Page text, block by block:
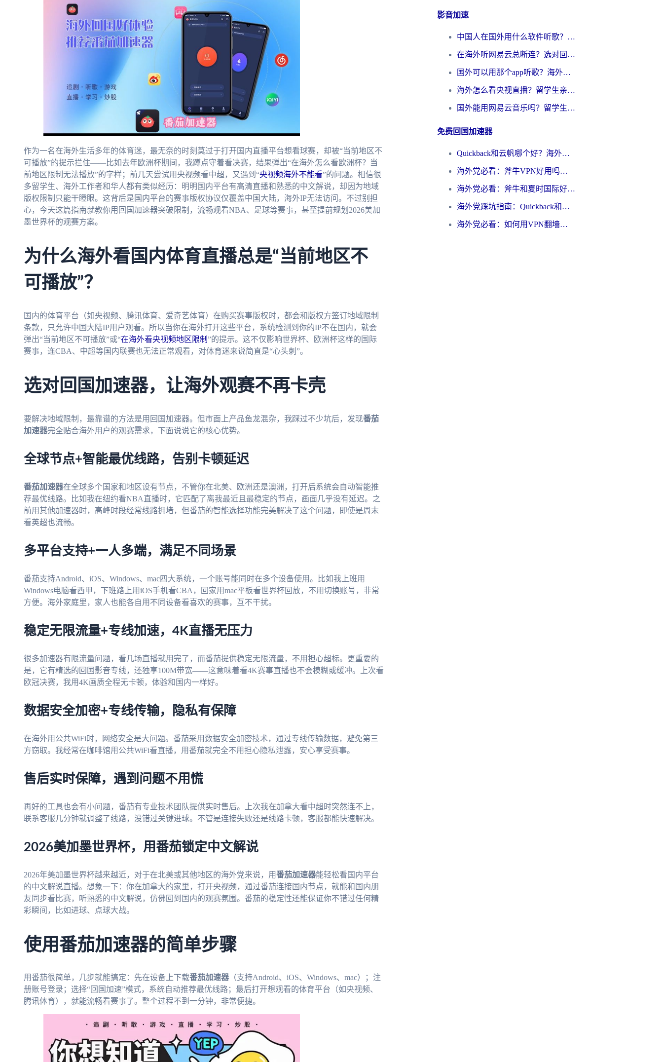
作为一名在海外生活多年的体育迷，最无奈的时刻莫过于打开国内直播平台想看球赛，却被“当前地区不
可播放”的提示拦住——比如去年欧洲杯期间，我蹲点守着看决赛，结果弹出“在海外怎么看欧洲杯？当
前地区限制无法播放”的字样；前几天尝试用央视频看中超，又遇到“央视频海外不能看”的问题。相信很
多留学生、海外工作者和华人都有类似经历：明明国内平台有高清直播和熟悉的中文解说，却因为地域
版权限制只能干瞪眼。这背后是国内平台的赛事版权协议仅覆盖中国大陆，海外IP无法访问。不过别担
心，今天这篇指南就教你用回国加速器突破限制，流畅观看NBA、足球等赛事，甚至提前规划2026美加
墨世界杯的观赛方案。
为什么海外看国内体育直播总是“当前地区不
可播放”？
国内的体育平台（如央视频、腾讯体育、爱奇艺体育）在购买赛事版权时，都会和版权方签订地域限制
条款，只允许中国大陆IP用户观看。所以当你在海外打开这些平台，系统检测到你的IP不在国内，就会
弹出“当前地区不可播放”或“在海外看央视频地区限制 ”的提示。这不仅影响世界杯、欧洲杯这样的国际
赛事，连CBA、中超等国内联赛也无法正常观看，对体育迷来说简直是“心头刺”。
选对回国加速器，让海外观赛不再卡壳
要解决地域限制，最靠谱的方法是用回国加速器。但市面上产品鱼龙混杂，我踩过不少坑后，发现番茄
加速器完全贴合海外用户的观赛需求，下面说说它的核心优势。
全球节点+智能最优线路，告别卡顿延迟
番茄加速器在全球多个国家和地区设有节点，不管你在北美、欧洲还是澳洲，打开后系统会自动智能推
荐最优线路。比如我在纽约看NBA直播时，它匹配了离我最近且最稳定的节点，画面几乎没有延迟。之
前用其他加速器时，高峰时段经常线路拥堵，但番茄的智能选择功能完美解决了这个问题，即使是周末
看英超也流畅。
多平台支持+一人多端，满足不同场景
番茄支持Android、iOS、Windows、mac四大系统，一个账号能同时在多个设备使用。比如我上班用
Windows电脑看西甲，下班路上用iOS手机看CBA，回家用mac平板看世界杯回放，不用切换账号，非常
方便。海外家庭里，家人也能各自用不同设备看喜欢的赛事，互不干扰。
稳定无限流量+专线加速，4K直播无压力
很多加速器有限流量问题，看几场直播就用完了，而番茄提供稳定无限流量，不用担心超标。更重要的
是，它有精选的回国影音专线，还独享100M带宽——这意味着看4K赛事直播也不会模糊或缓冲。上次看
欧冠决赛，我用4K画质全程无卡顿，体验和国内一样好。
数据安全加密+专线传输，隐私有保障
在海外用公共WiFi时，网络安全是大问题。番茄采用数据安全加密技术，通过专线传输数据，避免第三
方窃取。我经常在咖啡馆用公共WiFi看直播，用番茄就完全不用担心隐私泄露，安心享受赛事。
售后实时保障，遇到问题不用慌
再好的工具也会有小问题，番茄有专业技术团队提供实时售后。上次我在加拿大看中超时突然连不上，
联系客服几分钟就调整了线路，没错过关键进球。不管是连接失败还是线路卡顿，客服都能快速解决。
2026美加墨世界杯，用番茄锁定中文解说
2026年美加墨世界杯越来越近，对于在北美或其他地区的海外党来说，用番茄加速器能轻松看国内平台
的中文解说直播。想象一下：你在加拿大的家里，打开央视频，通过番茄连接国内节点，就能和国内朋
友同步看比赛，听熟悉的中文解说，仿佛回到国内的观赛氛围。番茄的稳定性还能保证你不错过任何精
彩瞬间，比如进球、点球大战。
使用番茄加速器的简单步骤
用番茄很简单，几步就能搞定：先在设备上下载番茄加速器（支持Android、iOS、Windows、mac）；注
册账号登录；选择“回国加速”模式，系统自动推荐最优线路；最后打开想观看的体育平台（如央视频、
腾讯体育），就能流畅看赛事了。整个过程不到一分钟，非常便捷。
影音加速
中国人在国外用什么软件听歌？别再被地域限制卡脖子，这篇教你轻松解锁国内音乐库
在海外听网易云总断连？选对回国加速器，告别地区限制和卡顿
国外可以用那个app听歌？海外党亲测有效的回国加速方案，轻松听国内音乐听书
海外怎么看央视直播？留学生亲测：3步解决版权限制+追剧自由
国外能用网易云音乐吗？留学生亲测：3步解决海外听歌难题
免费回国加速器
Quickback和云帆哪个好？海外党2026亲测指南：选对加速器大陆工具，无缝刷国内剧玩国服
海外党必看：斧牛VPN好用吗？和GoLinkVPN对比哪个回国效果更好？
海外党必看：斧牛和夏时国际好用吗？3步选对回国加速器，无缝刷国内资源
海外党踩坑指南：Quickback和归雁好用吗？选对加速器才能无缝刷国内资源
海外党必看：如何用VPN翻墙到大陆PTT？一篇解决你所有回国加速痛点